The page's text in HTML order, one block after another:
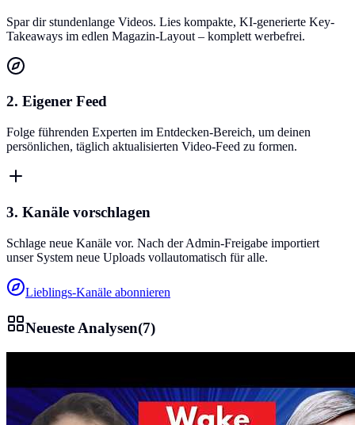
Spar dir stundenlange Videos. Lies kompakte, KI-generierte Key-
Takeaways im edlen Magazin-Layout – komplett werbefrei.
2. Eigener Feed
Folge führenden Experten im Entdecken-Bereich, um deinen
persönlichen, täglich aktualisierten Video-Feed zu formen.
3. Kanäle vorschlagen
Schlage neue Kanäle vor. Nach der Admin-Freigabe importiert
unser System neue Uploads vollautomatisch für alle.
Lieblings-Kanäle abonnieren
Neueste Analysen(7)